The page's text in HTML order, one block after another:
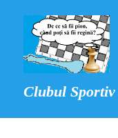
Clubul